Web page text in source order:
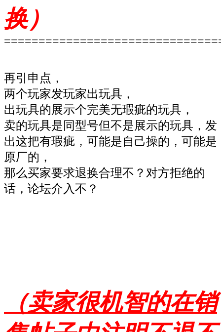
换）
再引申点，
两个玩家发玩家出玩具，
出玩具的展示个完美无瑕疵的玩具，
卖的玩具是同型号但不是展示的玩具，发
出这把有瑕疵，可能是自己操的，可能是
原厂的，
那么买家要求退换合理不？对方拒绝的
话，论坛介入不？
（卖家很机智的在销